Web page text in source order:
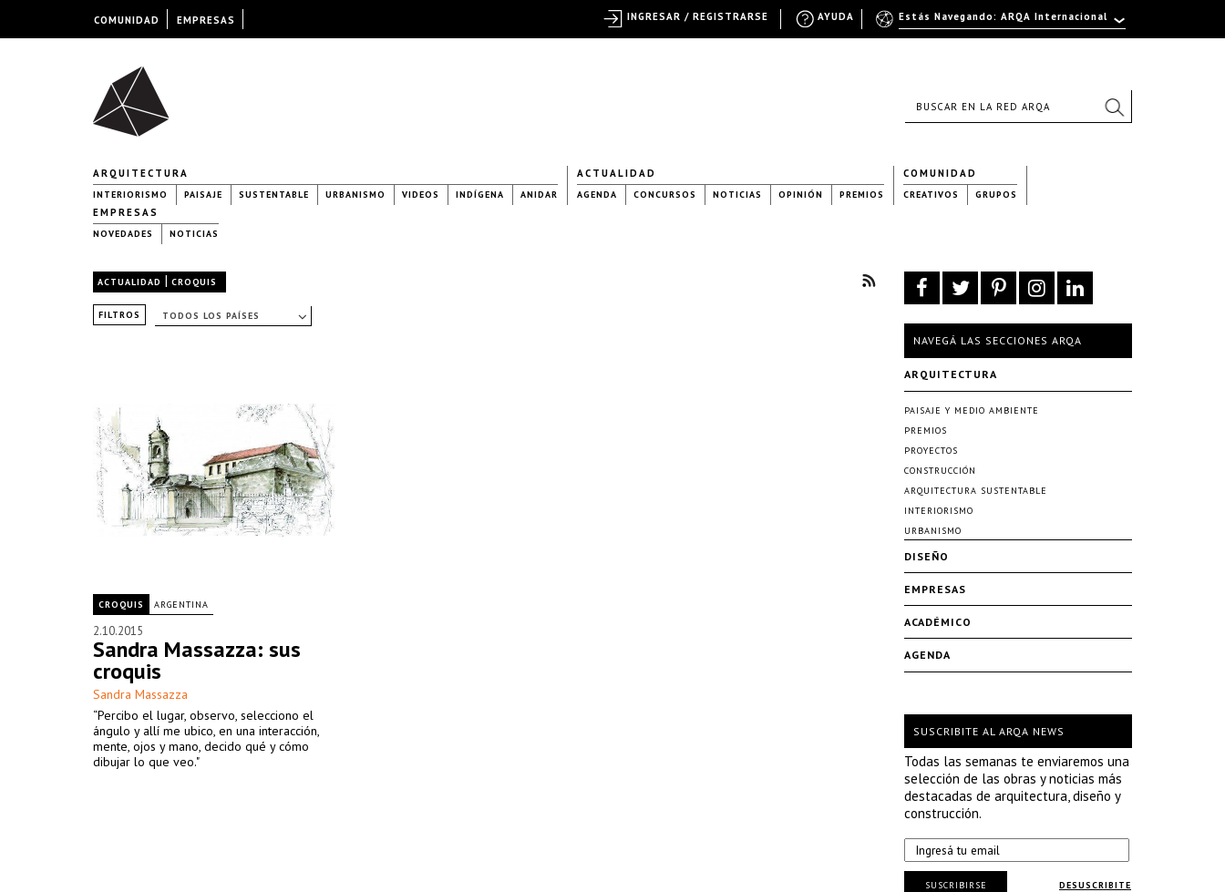
ARQUITECTURA
INTERIORISMO PAISAJE SUSTENTABLE URBANISMO VIDEOS INDÍGENA ANIDAR
ACTUALIDAD
AGENDA CONCURSOS NOTICIAS OPINIÓN PREMIOS
COMUNIDAD
CREATIVOS GRUPOS
EMPRESAS
NOVEDADES NOTICIAS
ACTUALIDAD | CROQUIS
FILTROS TODOS LOS PAÍSES
CROQUIS ARGENTINA
2.10.2015
Sandra Massazza: sus
croquis
Sandra Massazza
“Percibo el lugar, observo, selecciono el
ángulo y allí me ubico, en una interacción,
mente, ojos y mano, decido qué y cómo
dibujar lo que veo."
NAVEGÁ LAS SECCIONES ARQA
ARQUITECTURA
PAISAJE Y MEDIO AMBIENTE
PREMIOS
PROYECTOS
CONSTRUCCIÓN
ARQUITECTURA SUSTENTABLE
INTERIORISMO
URBANISMO
DISEÑO
EMPRESAS
ACADÉMICO
AGENDA
SUSCRIBITE AL ARQA NEWS
Todas las semanas te enviaremos una
selección de las obras y noticias más
destacadas de arquitectura, diseño y
construcción.
DESUSCRIBITE
SUSCRIBIRSE
COMUNIDAD EMPRESAS Estás Navegando: ARQA Internacional
AYUDA
INGRESAR / REGISTRARSE